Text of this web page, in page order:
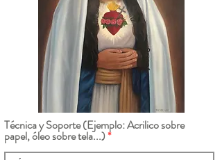
Técnica y Soporte (Ejemplo: Acrilico sobre
papel, óleo sobre tela...)